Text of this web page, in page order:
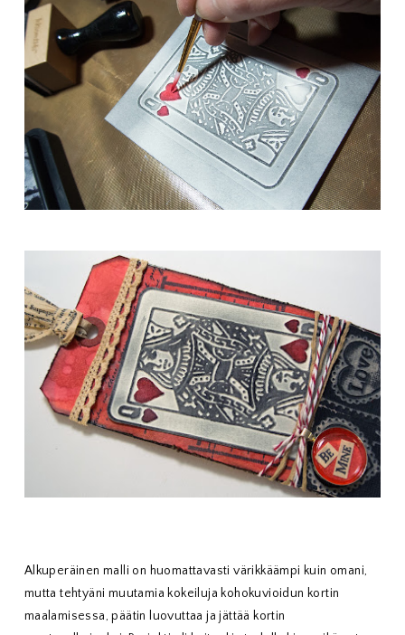
Alkuperäinen malli on huomattavasti värikkäämpi kuin omani,
mutta tehtyäni muutamia kokeiluja kohokuvioidun kortin
maalamisessa, päätin luovuttaa ja jättää kortin